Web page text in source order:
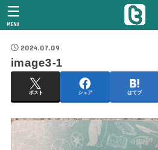
MENU
2024.07.09
image3-1
ポスト シェア はてブ